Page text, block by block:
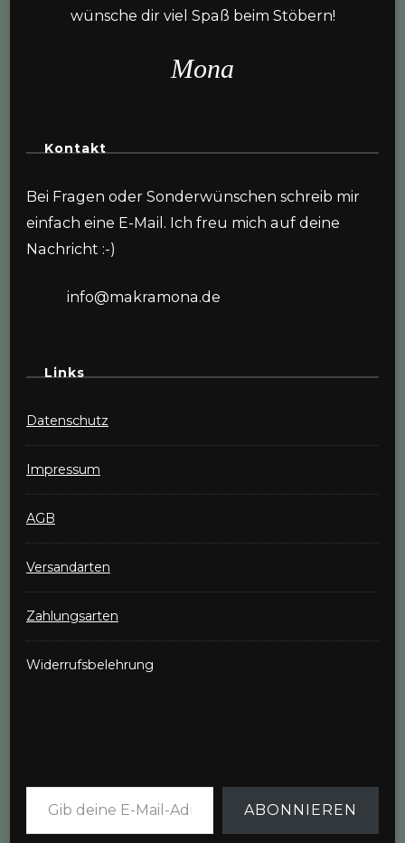
wünsche dir viel Spaß beim Stöbern!
Mona
Kontakt
Bei Fragen oder Sonderwünschen schreib mir
einfach eine E-Mail. Ich freu mich auf deine
Nachricht :-)
info@makramona.de
Links
Datenschutz
Impressum
AGB
Versandarten
Zahlungsarten
Widerrufsbelehrung
Gib deine E-Mail-Adresse ein ...
ABONNIEREN